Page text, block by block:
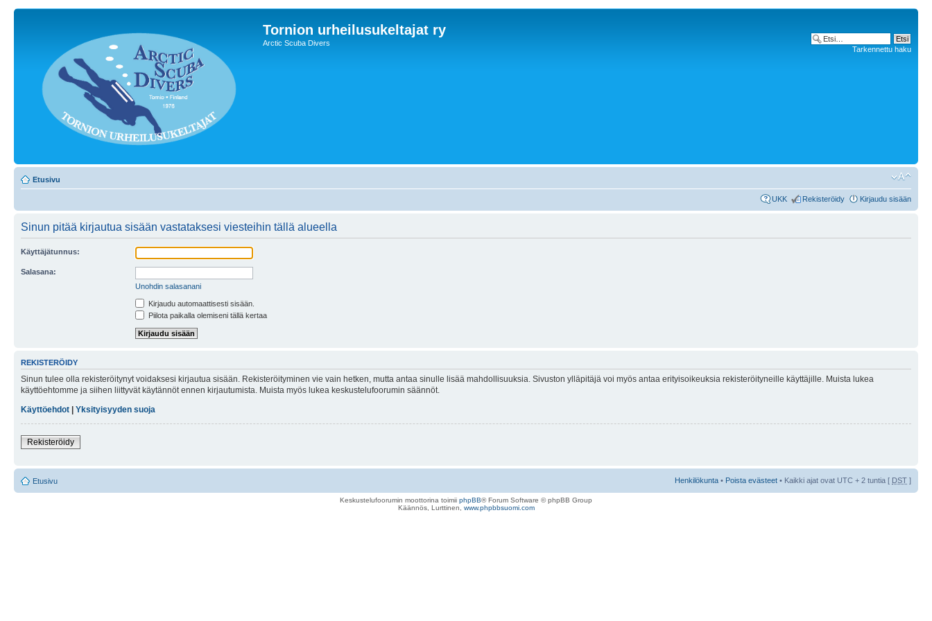
Tornion urheilusukeltajat ry
Arctic Scuba Divers
Tarkennettu haku
Etusivu
UKK Rekisteröidy Kirjaudu sisään
Sinun pitää kirjautua sisään vastataksesi viesteihin tällä alueella
Käyttäjätunnus:
Salasana:
Unohdin salasanani
Kirjaudu automaattisesti sisään.
Piilota paikalla olemiseni tällä kertaa
REKISTERÖIDY
Sinun tulee olla rekisteröitynyt voidaksesi kirjautua sisään. Rekisteröityminen vie vain hetken, mutta antaa sinulle lisää mahdollisuuksia. Sivuston ylläpitäjä voi myös antaa erityisoikeuksia rekisteröityneille käyttäjille. Muista lukea
käyttöehtomme ja siihen liittyvät käytännöt ennen kirjautumista. Muista myös lukea keskustelufoorumin säännöt.
Käyttöehdot | Yksityisyyden suoja
Rekisteröidy
Etusivu Henkilökunta • Poista evästeet • Kaikki ajat ovat UTC + 2 tuntia [ DST ]
Keskustelufoorumin moottorina toimii phpBB® Forum Software © phpBB Group
Käännös, Lurttinen, www.phpbbsuomi.com